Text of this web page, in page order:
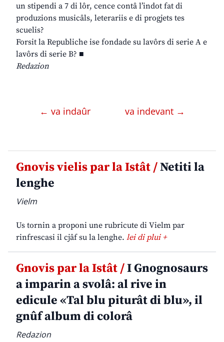
un stipendi a 7 di lôr, cence contâ l’indot fat di
produzions musicâls, leterariis e di progjets tes
scuelis?
Forsit la Republiche ise fondade su lavôrs di serie A e
lavôrs di serie B? ■
Redazion
← va indaûr va indevant →
Gnovis vielis par la Istât /Netiti la
lenghe
Vielm
Us tornin a proponi une rubricute di Vielm par
rinfrescasi il cjâf su la lenghe. lei di plui +
Gnovis par la Istât /I Gnognosaurs
a imparin a svolâ: al rive in
edicule «Tal blu piturât di blu», il
gnûf album di colorâ
Redazion